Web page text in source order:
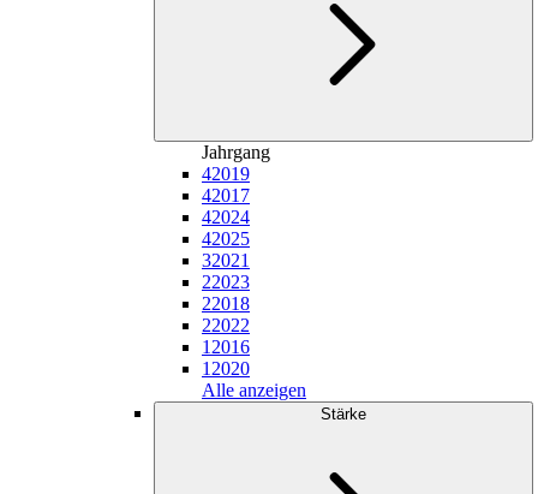
Jahrgang
42019
42017
42024
42025
32021
22023
22018
22022
1 2016
1 2020
Alle anzeigen
Stärke